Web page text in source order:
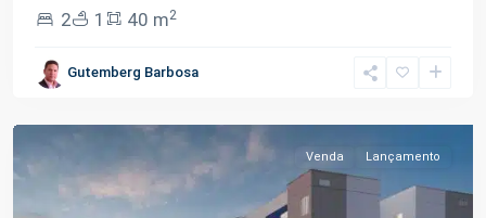
2
1 40 m2
Gutemberg Barbosa
Açu ,
Venda Lançamento